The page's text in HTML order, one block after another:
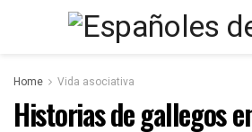
Home Vida asociativa
Historias de gallegos